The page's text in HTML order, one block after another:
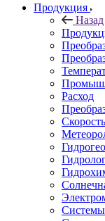
Продукция
Назад
Расход
Системы